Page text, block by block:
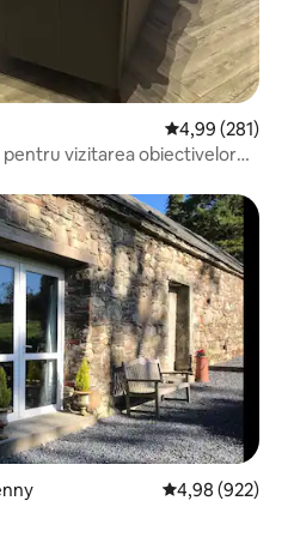
Scor mediu de
4,99 (281)
vizitarea obiectivelor
Alegerea oaspeților
Scor mediu de
4,98 (922)